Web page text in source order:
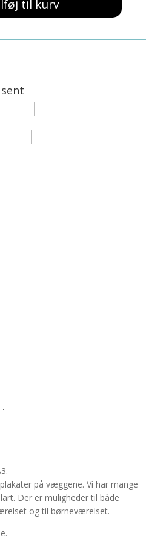
til kurv
på væggene. Vi har mange
Der er muligheder til både
og til børneværelset.